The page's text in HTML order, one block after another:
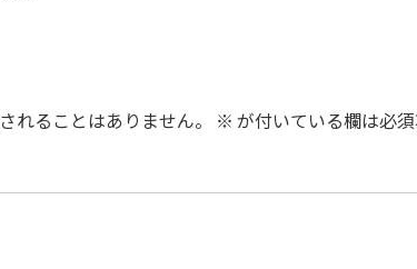
れることはありません。 ※ が付いている欄は必